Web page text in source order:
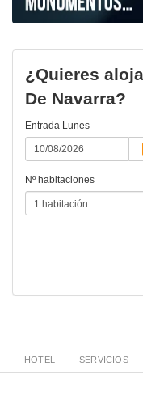
¿Quieres
De Navarra?
Entrada Lunes
Nº habitaciones
HOTEL SERVICIOS